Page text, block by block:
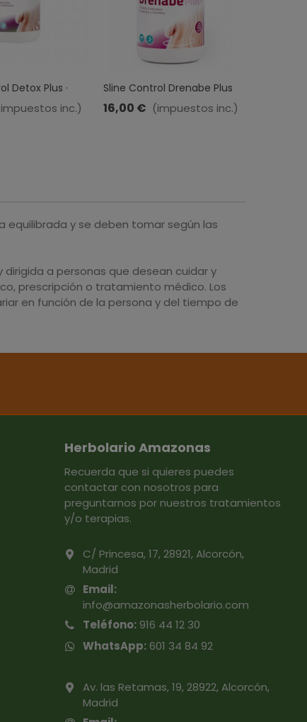
Detox Plus ·
inc.)
Sline Control Drenabe Plus
+ · Sakai · 500 Ml
16,00 € (impuestos inc.)
equilibrada y se deben tomar según las
a personas que desean cuidar y
prescripción o tratamiento médico. Los
en función de la persona y del tiempo de
Herbolario Amazonas
Recuerda que si quieres puedes
contactar con nosotros para
preguntarnos por nuestros tratamientos
y/o terapias.
C/ Princesa, 17, 28921, Alcorcón,
Madrid
Email:
info@amazonasherbolario.com
Teléfono: 916 44 12 30
WhatsApp: 601 34 84 92
Av. las Retamas, 19, 28922, Alcorcón,
Madrid